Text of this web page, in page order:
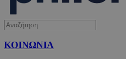
ΚΟΙΝΩΝΙΑ